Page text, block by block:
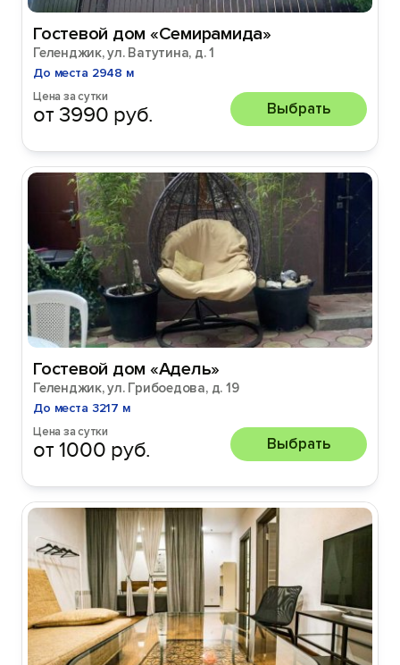
Гостевой дом «Семирамида»
Геленджик, ул. Ватутина, д. 1
До места 2948 м
Цена за сутки
от 3990 руб. Выбрать
Гостевой дом «Адель»
Геленджик, ул. Грибоедова, д. 19
До места 3217 м
Цена за сутки
от 1000 руб. Выбрать